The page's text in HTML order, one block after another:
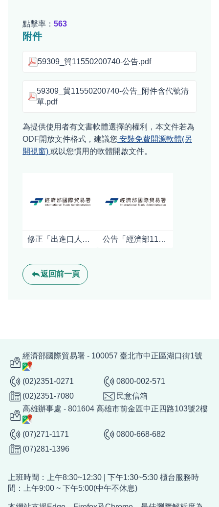
點擊率： 563
附件
59309_貿11550200740-公告.pdf
59309_貿11550200740-公告_附件含代號清
單.pdf
為提供使用者有文書軟體選擇的權利，本文件若為
ODF開放文件格式，建議您 安裝免費開源軟體(另
開視窗) 或以您慣用的軟體開啟文件。
修正「出進口人產地標示不實案件檢舉處理及獎勵辦法」 公告「經濟部115年度補助企業布建海外通路計畫申請須知」。
返回前一頁
經濟部國際貿易署 - 100057 臺北市中正區湖口街1號
(02)2351-0271
0800-002-571
(02)2351-7080
民意信箱
高雄辦事處 - 801604 高雄市前金區中正四路103號2樓
(07)271-1171
0800-668-682
(07)281-1396
上班時間：上午8:30~12:30 | 下午1:30~5:30 櫃台服務時
間：上午9:00 ~ 下午5:00(中午不休息)